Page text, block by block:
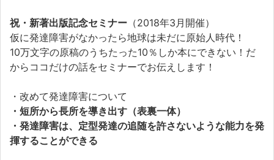
祝・新著出版記念セミナー （2018年3月開催）
仮に発達障害がなかったら地球は未だに原始人時代！
10万文字の原稿のうちたった10％しか本にできない！だ
からココだけの話をセミナーでお伝えします！
・改めて発達障害について
・短所から長所を導き出す（表裏一体）
・発達障害は、定型発達の追随を許さないような能力を発
揮することができる